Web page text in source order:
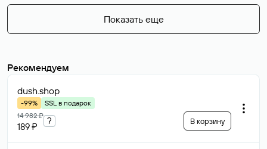
Показать еще
Рекомендуем
dush.shop
-99%
SSL в подарок
14 982 ₽
189 ₽
? В корзину